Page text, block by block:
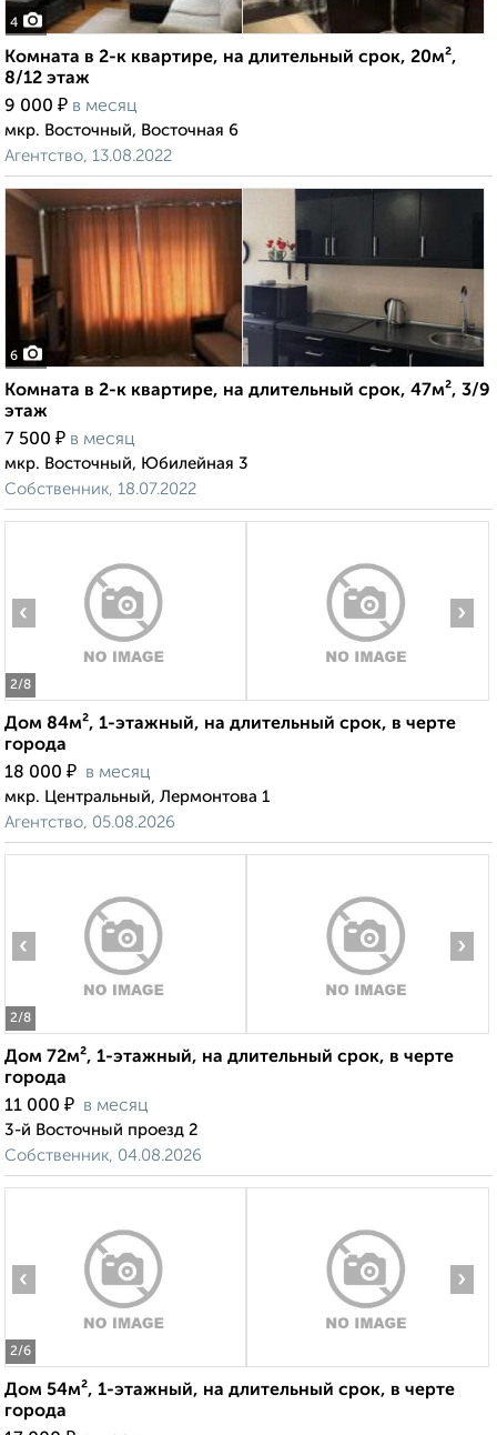
4
Комната в 2-к квартире, на длительный срок, 20м²,
8/12 этаж
9 000 ₽ в месяц
мкр. Восточный, Восточная 6
Агентство, 13.08.2022
6
Комната в 2-к квартире, на длительный срок, 47м², 3/9
этаж
7 500 ₽ в месяц
мкр. Восточный, Юбилейная 3
Собственник, 18.07.2022
2/8
‹ ›
Дом 84м², 1-этажный, на длительный срок, в черте
города
18 000 ₽ в месяц
мкр. Центральный, Лермонтова 1
Агентство, 05.08.2026
2/8
‹ ›
Дом 72м², 1-этажный, на длительный срок, в черте
города
11 000 ₽ в месяц
3-й Восточный проезд 2
Собственник, 04.08.2026
2/6
‹ ›
Дом 54м², 1-этажный, на длительный срок, в черте
города